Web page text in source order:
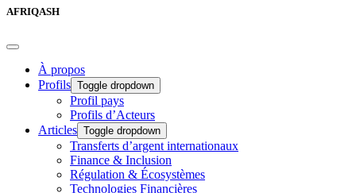
AFRIQASH
À propos
Profils Toggle dropdown
Profil pays
Profils d’Acteurs
Articles Toggle dropdown
Transferts d’argent internationaux
Finance & Inclusion
Régulation & Écosystèmes
Technologies Financières